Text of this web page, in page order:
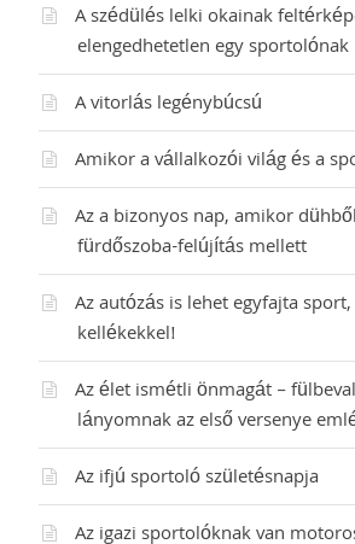
A szédülés lelki okainak
elengedhetetlen egy sportolónak
A vitorlás legénybúcsú
Amikor a vállalkozói világ és a
Az a bizonyos nap, amikor
fürdőszoba-felújítás mellett
Az autózás is lehet egyfajta
kellékekkel!
Az élet ismétli önmagát –
lányomnak az első versenye
Az ifjú sportoló születésnapja
Az igazi sportolóknak van